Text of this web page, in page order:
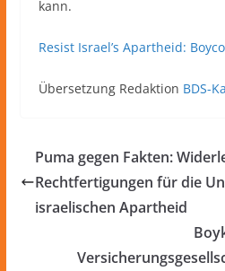
kann.
Resist Israel’s Apartheid:
Übersetzung Redaktion BDS-
Puma gegen Fakten:
Rechtfertigungen für die
israelischen Apartheid